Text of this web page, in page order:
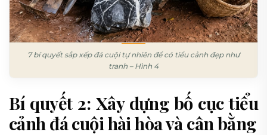
7 bí quyết sắp xếp đá cuội tự nhiên để có tiểu cảnh đẹp như
tranh – Hình 4
Bí quyết 2: Xây dựng bố cục tiểu
cảnh đá cuội hài hòa và cân bằng